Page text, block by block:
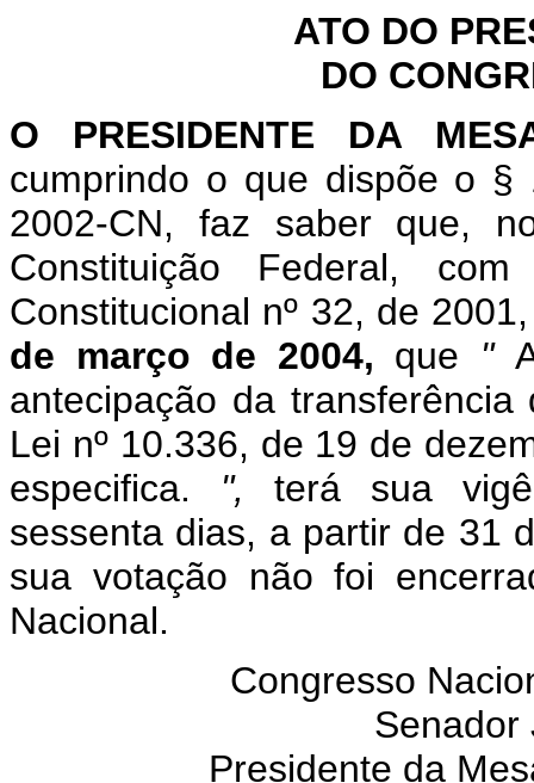
ATO DO
DO
O PRESIDENTE DA
cumprindo o que dispõe o §
2002-CN, faz saber que,
Constituição Federal,
Constitucional nº 32, de
de março de 2004, que "
antecipação da
Lei nº 10.336, de 19 de
especifica. ", terá sua
sessenta dias, a partir de 31
sua votação não foi
Nacional.
Congresso
Senador
Presidente da